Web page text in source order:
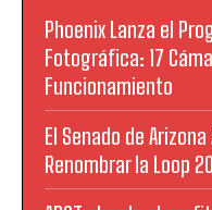
Phoenix Lanza el
Fotográfica: 17
Funcionamiento
El Senado de
Renombrar la Loop